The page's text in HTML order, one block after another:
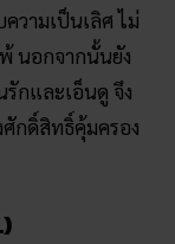
วามเป็นเลิศ ไม่
นอกจากนั้นยัง
กและเอ็นดู จึง
กดิ์สิทธิ์คุ้มครอง